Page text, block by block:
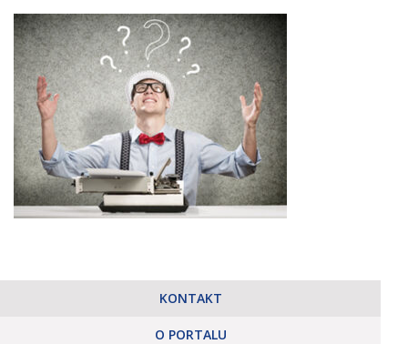
KONTAKT
O PORTALU